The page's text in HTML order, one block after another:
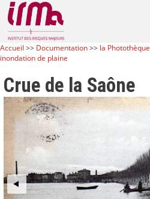
Accueil >> Documentation>> la Photothèque
inondation de plaine
Crue de la Saône